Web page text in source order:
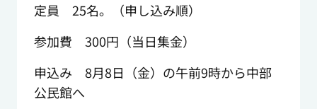
定員 25名。（申し込み順）
参加費 300円（当日集金）
申込み 8月8日（金）の午前9時から中部
公民館へ